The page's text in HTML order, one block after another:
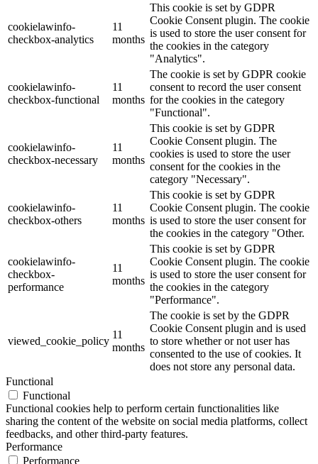
cookielawinfo-
checkbox-analytics
11
months
This cookie is set by GDPR
Cookie Consent plugin. The cookie
is used to store the user consent for
the cookies in the category
"Analytics".
cookielawinfo-
checkbox-functional
11
months
The cookie is set by GDPR cookie
consent to record the user consent
for the cookies in the category
"Functional".
cookielawinfo-
checkbox-necessary
11
months
This cookie is set by GDPR
Cookie Consent plugin. The
cookies is used to store the user
consent for the cookies in the
category "Necessary".
cookielawinfo-
checkbox-others
11
months
This cookie is set by GDPR
Cookie Consent plugin. The cookie
is used to store the user consent for
the cookies in the category "Other.
cookielawinfo-
checkbox-
performance
11
months
This cookie is set by GDPR
Cookie Consent plugin. The cookie
is used to store the user consent for
the cookies in the category
"Performance".
viewed_cookie_policy
11
months
The cookie is set by the GDPR
Cookie Consent plugin and is used
to store whether or not user has
consented to the use of cookies. It
does not store any personal data.
Functional
Functional
Functional cookies help to perform certain functionalities like
sharing the content of the website on social media platforms, collect
feedbacks, and other third-party features.
Performance
Performance